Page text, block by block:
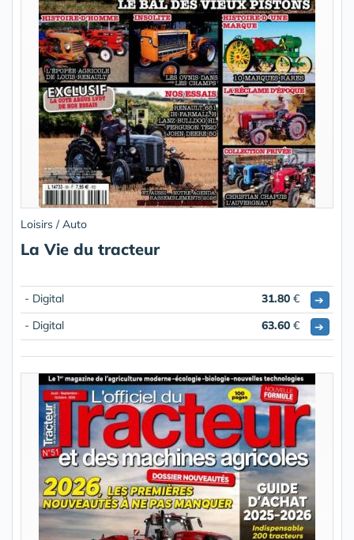
Loisirs / Auto
La Vie du tracteur
- Digital 31.80 €
➔
- Digital
63.60 € ➔